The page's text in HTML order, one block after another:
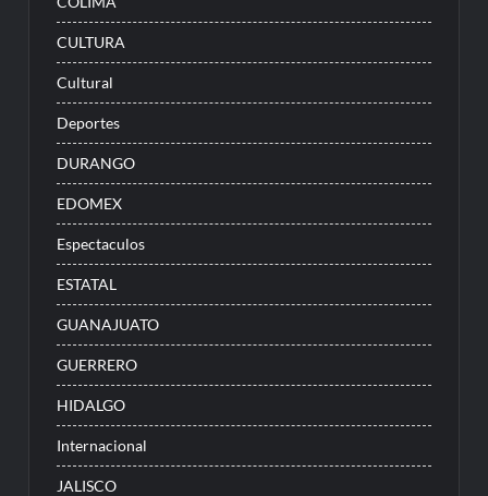
CULTURA
Cultural
Deportes
DURANGO
EDOMEX
Espectaculos
ESTATAL
GUANAJUATO
GUERRERO
HIDALGO
Internacional
JALISCO